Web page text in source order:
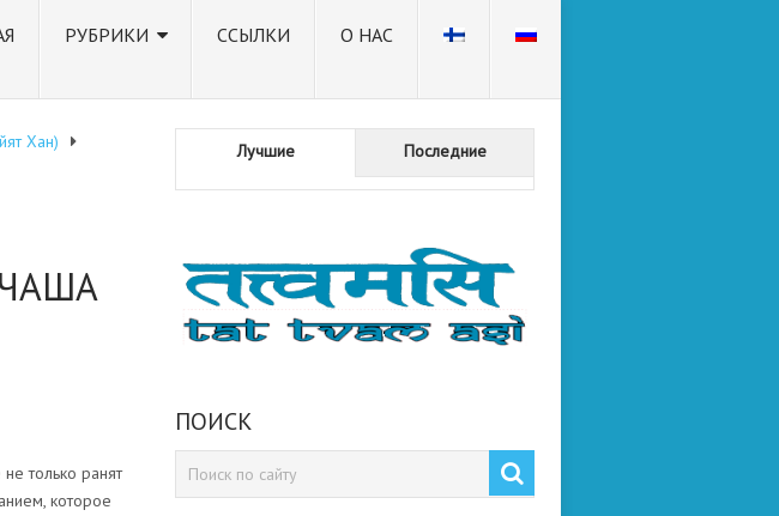
РУБРИКИ ССЫЛКИ О НАС
Хан)
только ранят
которое
Лучшие Последние
ПОИСК